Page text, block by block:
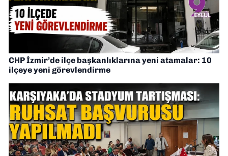
CHP İzmir’de ilçe başkanlıklarına yeni atamalar: 10
ilçeye yeni görevlendirme